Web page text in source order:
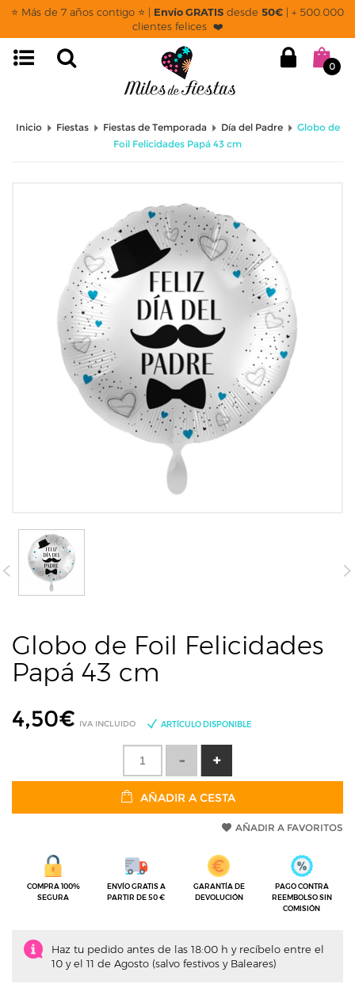
⭐ Más de 7 años contigo ⭐ | Envío GRATIS desde 50€ | + 500.000
clientes felices ❤️
0
Inicio Fiestas Fiestas de Temporada Día del Padre
Globo de
Foil Felicidades Papá 43 cm
Globo de Foil Felicidades
Papá 43 cm
4,50€ IVA INCLUIDO ARTÍCULO DISPONIBLE
AÑADIR A CESTA
AÑADIR A FAVORITOS
COMPRA 100%
SEGURA
ENVÍO GRATIS A
PARTIR DE 50 €
GARANTÍA DE
DEVOLUCIÓN
PAGO CONTRA
REEMBOLSO SIN
COMISIÓN
Haz tu pedido antes de las 18:00 h y recíbelo entre el
10 y el 11 de Agosto (salvo festivos y Baleares)